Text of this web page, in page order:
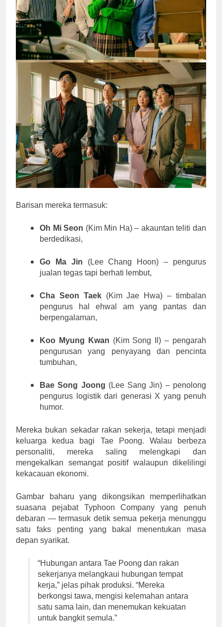
Barisan mereka termasuk:
Oh Mi Seon (Kim Min Ha) – akauntan teliti dan
berdedikasi,
Go Ma Jin (Lee Chang Hoon) – pengurus
jualan tegas tapi berhati lembut,
Cha Seon Taek(Kim Jae Hwa) – timbalan
pengurus hal ehwal am yang pantas dan
berpengalaman,
Koo Myung Kwan (Kim Song Il) – pengarah
pengurusan yang penyayang dan pencinta
tumbuhan,
Bae Song Joong (Lee Sang Jin) – penolong
pengurus logistik dari generasi X yang penuh
humor.
Mereka bukan sekadar rakan sekerja, tetapi menjadi
keluarga kedua bagi Tae Poong. Walau berbeza
personaliti, mereka saling melengkapi dan
mengekalkan semangat positif walaupun dikelilingi
kekacauan ekonomi.
Gambar baharu yang dikongsikan memperlihatkan
suasana pejabat Typhoon Company yang penuh
debaran — termasuk detik semua pekerja menunggu
satu faks penting yang bakal menentukan masa
depan syarikat.
“Hubungan antara Tae Poong dan rakan
sekerjanya melangkaui hubungan tempat
kerja,” jelas pihak produksi. “Mereka
berkongsi tawa, mengisi kelemahan antara
satu sama lain, dan menemukan kekuatan
untuk bangkit semula.”